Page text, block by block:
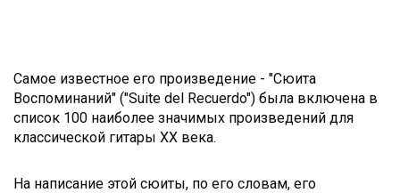
Самое известное его произведение - "Сюита
Воспоминаний" ("Suite del Recuerdo") была включена в
список 100 наиболее значимых произведений для
классической гитары XX века.
На написание этой сюиты, по его словам, его